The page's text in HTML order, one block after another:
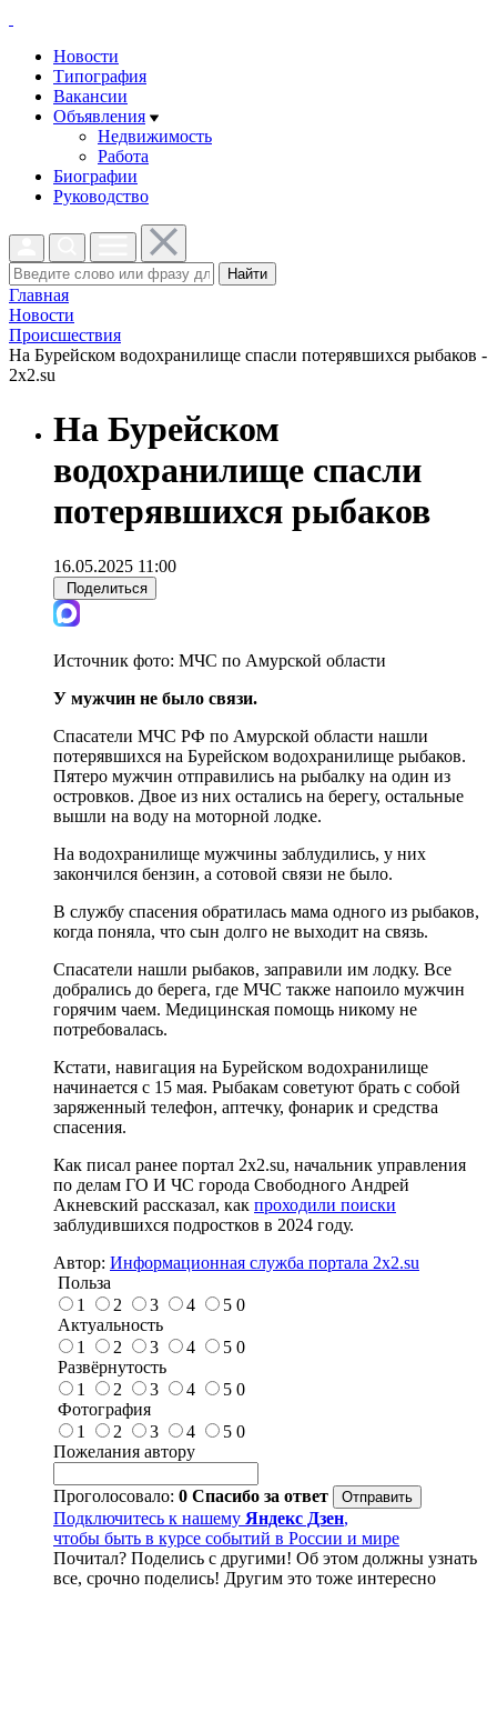
Новости
Типография
Вакансии
Объявления
Недвижимость
Работа
Биографии
Руководство
Найти
Главная
Новости
Проиcшествия
На Бурейском водохранилище спасли потерявшихся рыбаков -
2x2.su
На Бурейском
водохранилище спасли
потерявшихся рыбаков
16.05.2025 11:00
Поделиться
Источник фото: МЧС по Амурской области
У мужчин не было связи.
Спасатели МЧС РФ по Амурской области нашли
потерявшихся на Бурейском водохранилище рыбаков.
Пятеро мужчин отправились на рыбалку на один из
островков. Двое из них остались на берегу, остальные
вышли на воду на моторной лодке.
На водохранилище мужчины заблудились, у них
закончился бензин, а сотовой связи не было.
В службу спасения обратилась мама одного из рыбаков,
когда поняла, что сын долго не выходит на связь.
Спасатели нашли рыбаков, заправили им лодку. Все
добрались до берега, где МЧС также напоило мужчин
горячим чаем. Медицинская помощь никому не
потребовалась.
Кстати, навигация на Бурейском водохранилище
начинается с 15 мая. Рыбакам советуют брать с собой
заряженный телефон, аптечку, фонарик и средства
спасения.
Как писал ранее портал 2х2.su, начальник управления
по делам ГО И ЧС города Свободного Андрей
Акневский рассказал, как проходили поиски
заблудившихся подростков в 2024 году.
Автор: Информационная служба портала 2x2.su
Польза
1
2 3 4 5 0
Актуальность
1
2 3 4 5 0
Развёрнутость
1
2 3 4 5 0
Фотография
1
2 3 4 5 0
Пожелания автору
Проголосовало: 0 Спасибо за ответ
Подключитесь к нашему Яндекс Дзен,
чтобы быть в курсе событий в России и мире
Почитал? Поделись с другими! Об этом должны узнать
все, срочно поделись! Другим это тоже интересно